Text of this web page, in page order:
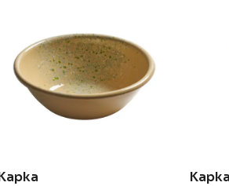
Kapka